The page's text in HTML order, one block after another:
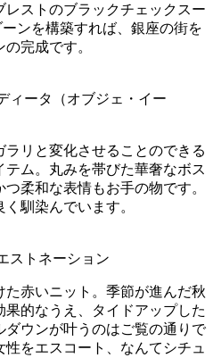
レストのブラックチェックスー
ンを構築すれば、銀座の街を
完成です。
ィータ（オブジェ・イー
リと変化させることのできる
ム。丸みを帯びた華奢なボス
柔和な表情もお手の物です。
馴染んでいます。
ストネーション
赤いニット。季節が進んだ秋
的なうえ、タイドアップした
ダウンが叶うのはご覧の通りで
をエスコート、なんてシチュ